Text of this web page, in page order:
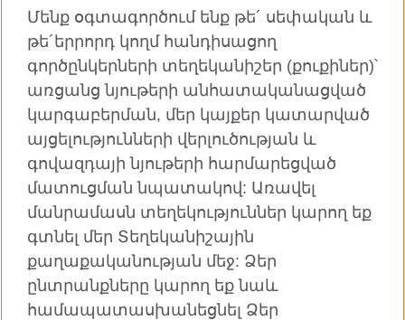
YouTube Flickr
Instagram
TikTok
Բրիտանական խորհուրդն աշխարհում
Գաղտնիություն և դրույթներ
Տեղանիշեր
Կայքի քարտեզ
Մենք օգտագործում ենք թե´ սեփական և
թե´երրորդ կողմ հանդիսացող
գործընկերների տեղեկանիշեր (քուքիներ)՝
առցանց նյութերի անհատականացված
կարգաբերման, մեր կայքեր կատարված
այցելությունների վերլուծության և
գովազդայի նյութերի հարմարեցված
մատուցման նպատակով: Առավել
մանրամասն տեղեկություններ կարող եք
գտնել մեր Տեղեկանիշային
քաղաքականության մեջ: Ձեր
ընտրանքները կարող եք նաև
համապատասխանեցնել Ձեր